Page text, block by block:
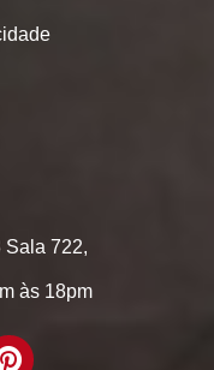
Sala 722,
às 18pm